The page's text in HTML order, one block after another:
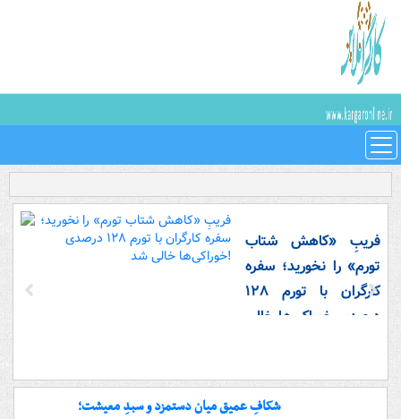
فریبِ «کاهش شتاب
تورم» را نخورید؛ سفره
کارگران با تورم ۱۲۸
درصدی خوراکی‌ها خالی
شکافِ عمیق میان دستمزد و سبدِ معیشت؛